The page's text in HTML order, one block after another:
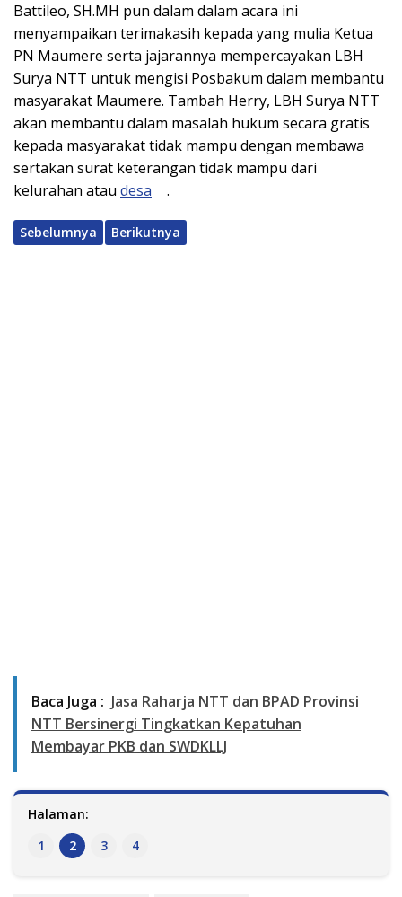
Battileo, SH.MH pun dalam dalam acara ini
menyampaikan terimakasih kepada yang mulia Ketua
PN Maumere serta jajarannya mempercayakan LBH
Surya NTT untuk mengisi Posbakum dalam membantu
masyarakat Maumere. Tambah Herry, LBH Surya NTT
akan membantu dalam masalah hukum secara gratis
kepada masyarakat tidak mampu dengan membawa
sertakan surat keterangan tidak mampu dari
kelurahan atau desa .
Sebelumnya Berikutnya
Baca Juga : Jasa Raharja NTT dan BPAD Provinsi
NTT Bersinergi Tingkatkan Kepatuhan
Membayar PKB dan SWDKLLJ
Halaman:
1
2 3 4